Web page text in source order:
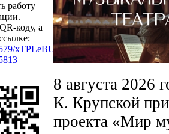
работу
коду, а
xTPLeBU7/?
8 августа 2026
К. Крупской
проекта «Мир